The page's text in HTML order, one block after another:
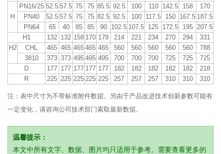
H
PN16/25 52.5 57.5 75 75 85.5 92.5 100 110 142.5 158
170
PN40
52.5 57.5 75 75 82.5 92.5 100 117.5 150 167.5 187.5
PN64
65 40 85 85 90 102.5 107.5 125 172.5 195
207.5
H1
132 132 158 170 179 214 221 234 270 294
331
H2
CHL 465 465 465 465 465 560 560 560 560 560
788
3810
373 373 495 495 495 700 700 700 725 725
725
D
177 177 177 177 177 182 182 182 182 182
218
R
225 225 225 225 225 257 257 257 310 310 310
注：表中尺寸为不带标准附件数据。另由于产品改进技术创新参数可能有
一定变化，请咨询公司技术部门索取最新数据。
温馨提示：
本文中所有文字、数据、图片均只适用于参考。需要查看更多的